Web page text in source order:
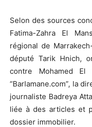
Selon des sources
Fatima-Zahra El
régional de
député Tarik Hnich,
contre Mohamed El
“Barlamane.com”, la
journaliste Badreya
liée à des articles et
dossier immobilier.